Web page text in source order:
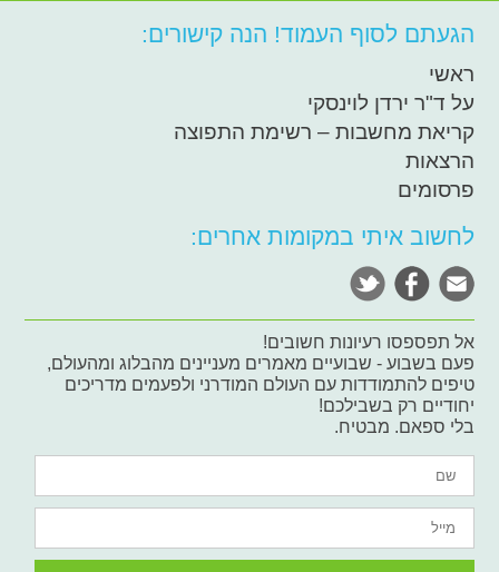
הגעתם לסוף העמוד! הנה קישורים:
ראשי
על ד"ר ירדן לוינסקי
קריאת מחשבות – רשימת התפוצה
הרצאות
פרסומים
לחשוב איתי במקומות אחרים:
אל תפספסו רעיונות חשובים!
פעם בשבוע - שבועיים מאמרים מעניינים מהבלוג ומהעולם,
טיפים להתמודדות עם העולם המודרני ולפעמים מדריכים
יחודיים רק בשבילכם!
בלי ספאם. מבטיח.